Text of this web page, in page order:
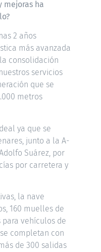
mejoras ha
2 años
más avanzada
consolidación
servicios
que se
metros
ya que se
junto a la A-
Suárez, por
por carretera y
la nave
160 muelles de
vehículos de
completan con
de 300 salidas